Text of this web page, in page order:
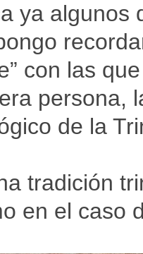
ya algunos
con las
persona,
de la
tradición
en el caso